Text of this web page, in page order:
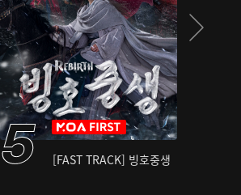
[FAST TRACK] 빙호중생